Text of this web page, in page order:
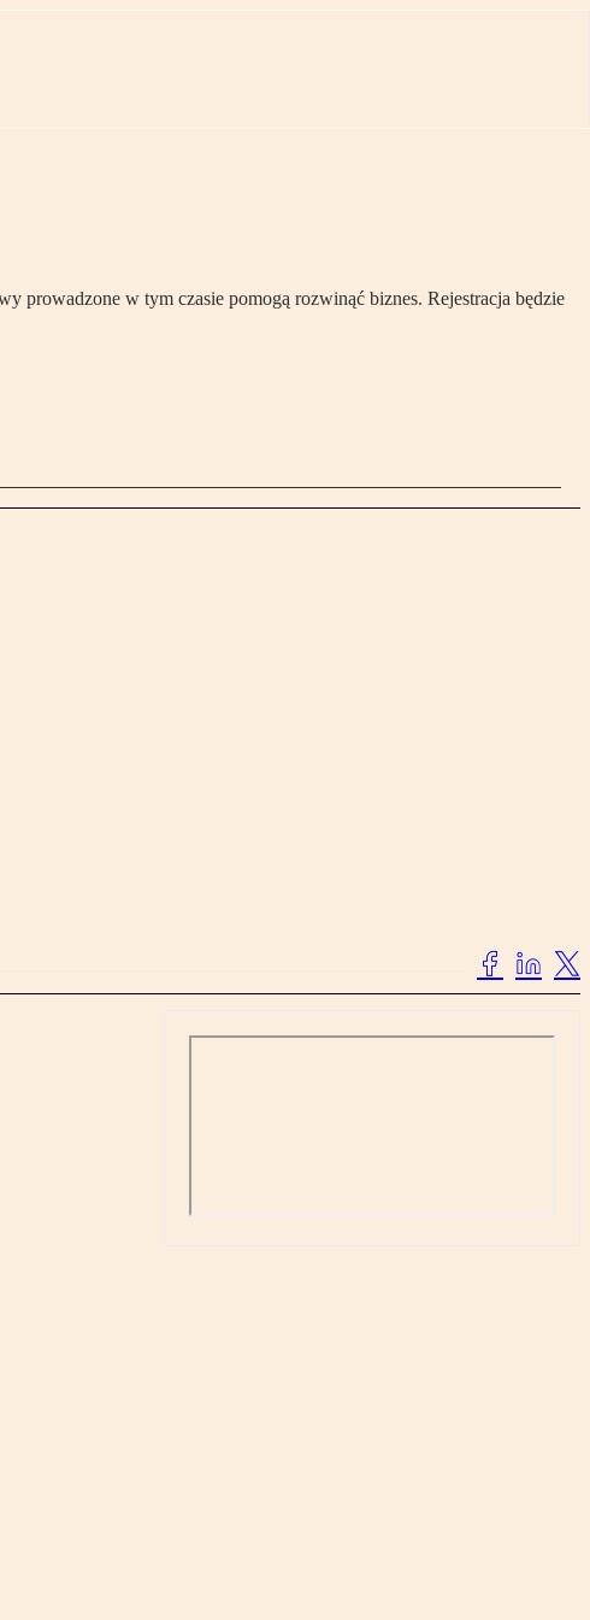
prowadzone w tym czasie pomogą rozwinąć biznes. Rejestracja będzie